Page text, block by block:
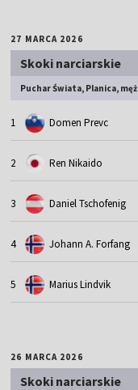
27 MARCA 2026
Skoki narciarskie
Puchar Świata, Planica,
1 Domen Prevc
2 Ren Nikaido
3 Daniel Tschofenig
4 Johann A. Forfang
5 Marius Lindvik
26 MARCA 2026
Skoki narciarskie